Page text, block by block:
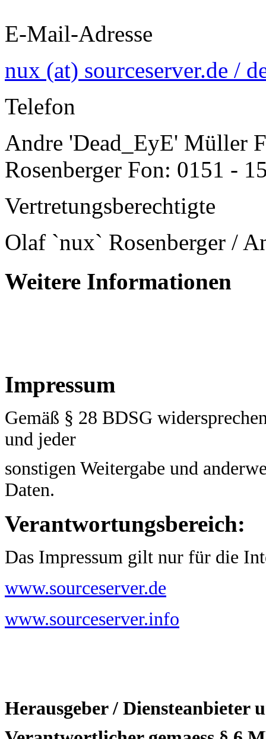
E-Mail-Adresse
nux (at) sourceserver.de /
Telefon
Andre 'Dead_EyE' Müller
Rosenberger Fon: 0151 -
Vertretungsberechtigte
Olaf `nux` Rosenberger /
Weitere Informationen
Impressum
Gemäß § 28 BDSG
und jeder
sonstigen Weitergabe und
Daten.
Verantwortungsbereich:
Das Impressum gilt nur für die
www.sourceserver.de
www.sourceserver.info
Herausgeber / Diensteanbieter